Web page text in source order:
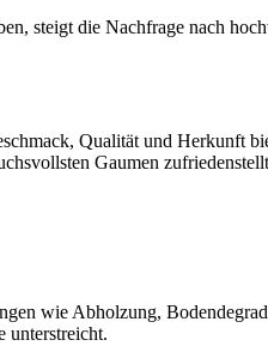
steigt die Nachfrage nach
Qualität und Herkunft
Gaumen
wie Abholzung,
unterstreicht.